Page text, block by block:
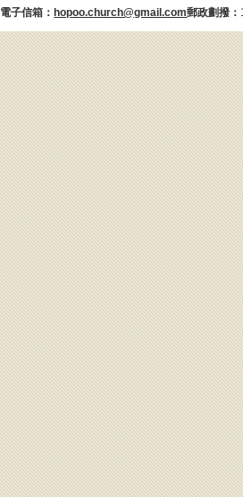
電子信箱：hopoo.church@gmail.com郵政劃撥：